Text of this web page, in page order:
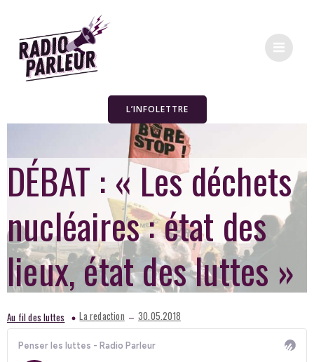
L’INFOLETTRE
DÉBAT : « Les déchets
nucléaires : état des
lieux, état des luttes »
Au fil des luttes La redaction – 30.05.2018